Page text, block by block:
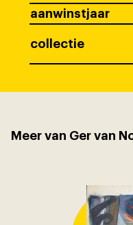
aanwinstjaar
collectie
Meer van Ger van